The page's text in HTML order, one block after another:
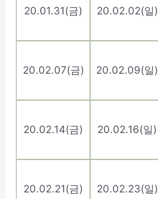
20.01.31(금) 20.02.02(일)
20.02.07(금) 20.02.09(일)
20.02.14(금) 20.02.16(일)
20.02.21(금) 20.02.23(일)